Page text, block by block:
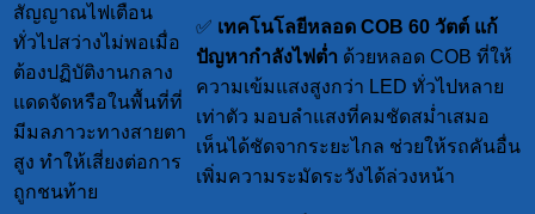
สัญญาณไฟเตือน
ทั่วไปสว่างไม่พอเมื่อ
ต้องปฏิบัติงานกลาง
แดดจัดหรือในพื้นที่ที่
มีมลภาวะทางสายตา
สูง ทำให้เสี่ยงต่อการ
ถูกชนท้าย
✅ เทคโนโลยีหลอด COB 60 วัตต์ แก้
ปัญหากำลังไฟต่ำ ด้วยหลอด COB ที่ให้
ความเข้มแสงสูงกว่า LED ทั่วไปหลาย
เท่าตัว มอบลำแสงที่คมชัดสม่ำเสมอ
เห็นได้ชัดจากระยะไกล ช่วยให้รถคันอื่น
เพิ่มความระมัดระวังได้ล่วงหน้า